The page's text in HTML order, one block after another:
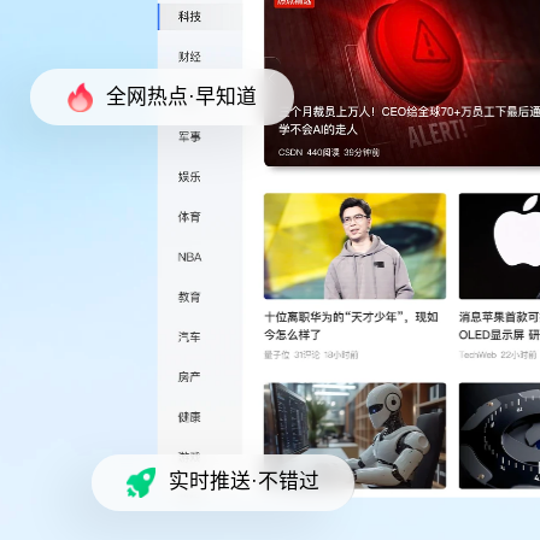
全网热点·早知道